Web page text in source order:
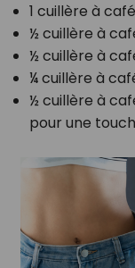
1 cuillère à
½ cuillère à
½ cuillère à
¼ cuillère à
½ cuillère à
pour une